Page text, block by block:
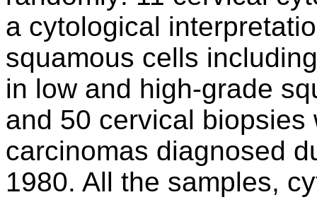
a cytological
squamous cells
in low and high-grade
and 50 cervical
carcinomas diagnosed
1980. All the samples,